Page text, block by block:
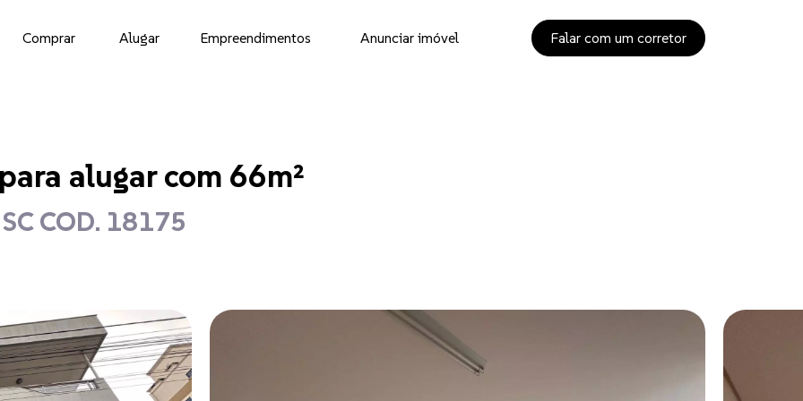
Comprar Alugar Empreendimentos Anunciar imóvel Falar com um corretor
alugar com 66m²
COD. 18175